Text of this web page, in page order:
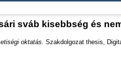
sváb kisebbség és
oktatás. Szakdolgozat thesis,